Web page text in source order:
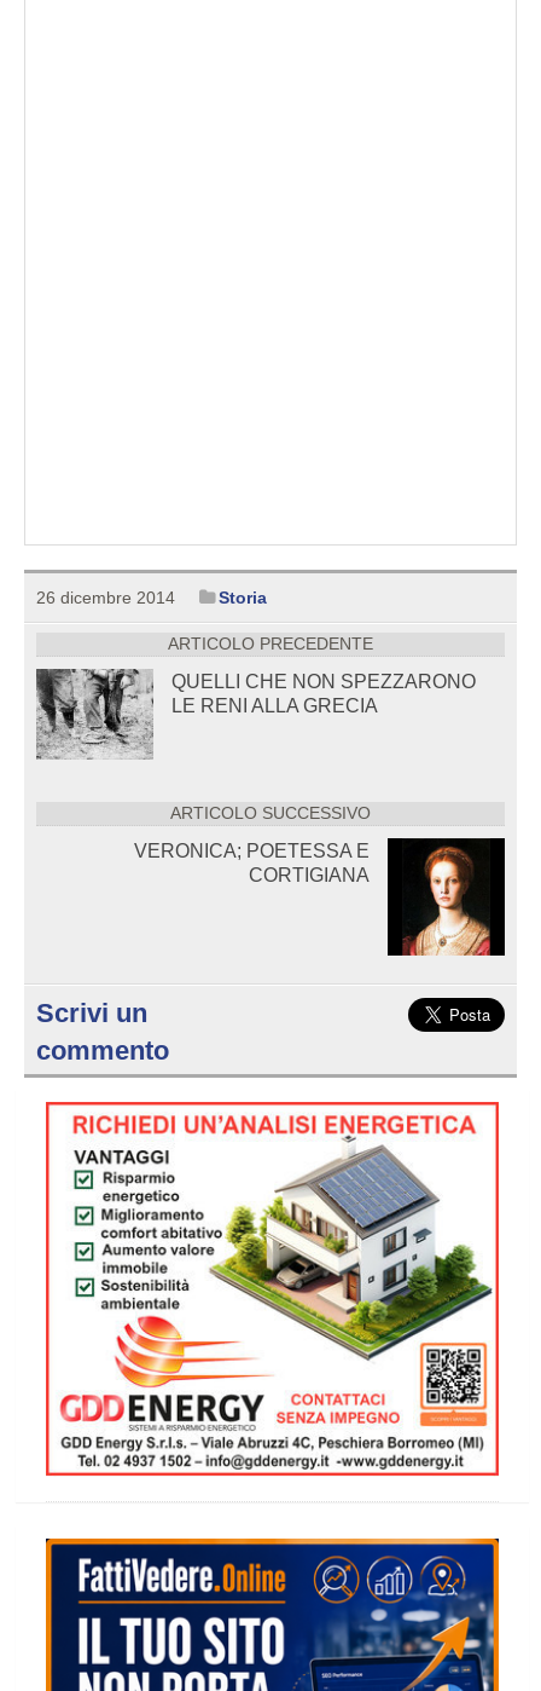
26 dicembre 2014 Storia
ARTICOLO PRECEDENTE
QUELLI CHE NON SPEZZARONO
LE RENI ALLA GRECIA
ARTICOLO SUCCESSIVO
VERONICA; POETESSA E
CORTIGIANA
Scrivi un
commento